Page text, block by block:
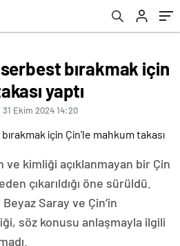
serbest bırakmak için
yaptı
31 Ekim 2024 14:20
ve kimliği açıklanmayan bir Çin
çıkarıldığı öne sürüldü.
Beyaz Saray ve Çin’in
söz konusu anlaşmayla ilgili